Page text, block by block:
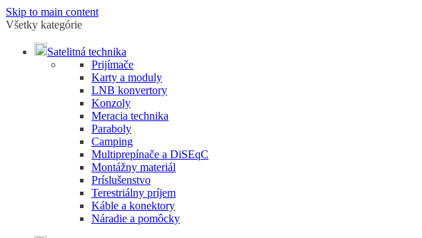
Skip to main content
Všetky kategórie
Satelitná technika
Prijímače
Karty a moduly
LNB konvertory
Konzoly
Meracia technika
Paraboly
Camping
Multiprepínače a DiSEqC
Montážny materiál
Príslušenstvo
Terestriálny príjem
Káble a konektory
Náradie a pomôcky